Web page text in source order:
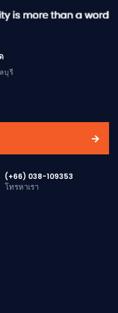
บุรี
(+66) 038-109353
โทรหาเรา